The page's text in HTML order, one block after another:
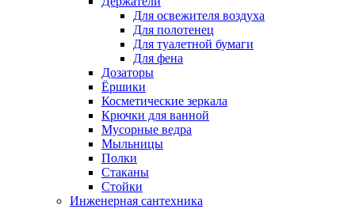
Для освежителя воздуха
Для полотенец
Для туалетной бумаги
Для фена
Дозаторы
Ёршики
Косметические зеркала
Крючки для ванной
Мусорные ведра
Мыльницы
Полки
Стаканы
Стойки
Инженерная сантехника